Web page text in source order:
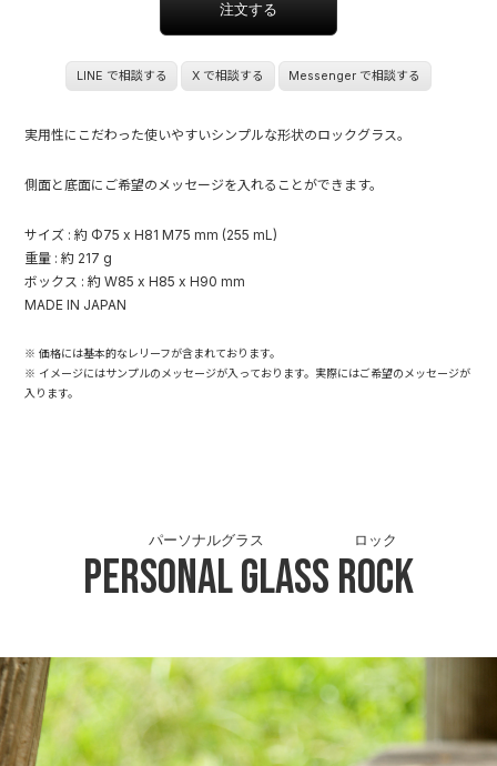
LINE で相談する X で相談する Messenger で相談する
実用性にこだわった使いやすいシンプルな形状のロックグラス。
側面と底面にご希望のメッセージを入れることができます。
サイズ : 約 Φ75 x H81 M75 mm (255 mL)
重量 : 約 217 g
ボックス : 約 W85 x H85 x H90 mm
MADE IN JAPAN
※ 価格には基本的なレリーフが含まれております。
※ イメージにはサンプルのメッセージが入っております。実際にはご希望のメッセージが
入ります。
Personal Glass
パーソナルグラス
Rock
ロック